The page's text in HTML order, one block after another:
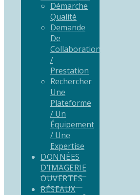
Démarche
Qualité
Demande
De
Collaboration
/
Prestation
Rechercher
Une
Plateforme
/ Un
Équipement
/ Une
Expertise
DONNÉES
D’IMAGERIE
OUVERTES
RÉSEAUX